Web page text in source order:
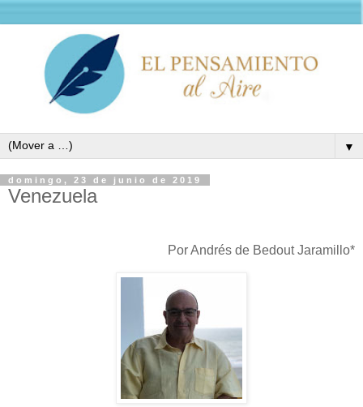
▼
domingo, 23 de junio de 2019
Venezuela
Por Andrés de Bedout Jaramillo*